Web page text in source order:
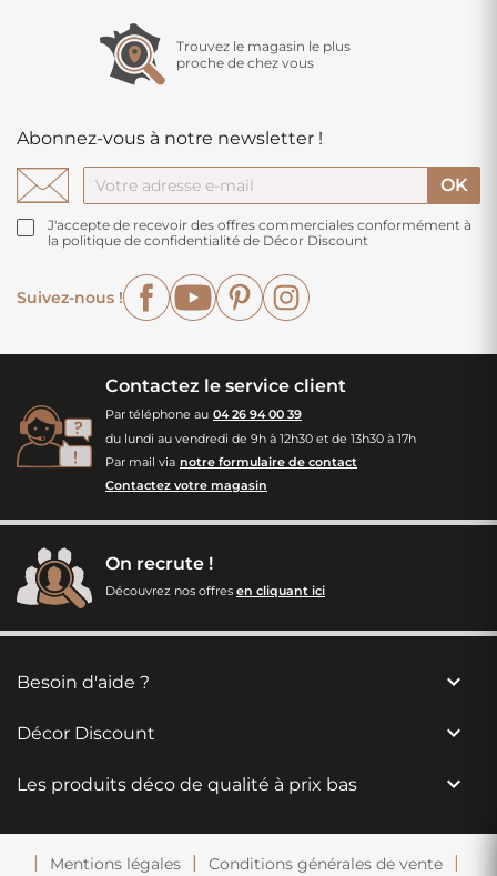
Trouvez le magasin le plus
proche de chez vous
Abonnez-vous à notre newsletter !
J'accepte de recevoir des offres commerciales conformément à
la politique de confidentialité de Décor Discount
Suivez-nous !
FacebookYouTubePinterest
Contactez le service client
Par téléphone au 04 26 94 00 39
du lundi au vendredi de 9h à 12h30 et de 13h30 à 17h
Par mail via notre formulaire de contact
Contactez votre magasin
On recrute !
Découvrez nos offres en cliquant ici
Besoin d'aide ? 
Décor Discount 
Les produits déco de qualité à prix bas 
Mentions légales Conditions générales de vente